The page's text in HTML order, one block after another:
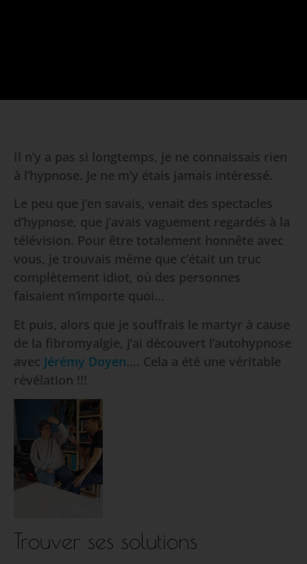
Il n’y a pas si longtemps, je ne connaissais rien
à l’hypnose. Je ne m’y étais jamais intéressé.
Le peu que j’en savais, venait des spectacles
d’hypnose, que j’avais vaguement regardés à la
télévision. Pour être totalement honnête avec
vous, je trouvais même que c’était un truc
complètement idiot, où des personnes
faisaient n’importe quoi…
Et puis, alors que je souffrais le martyr à cause
de la fibromyalgie, j’ai découvert l’autohypnose
avec Jérémy Doyen…. Cela a été une véritable
révélation !!!
Trouver ses solutions